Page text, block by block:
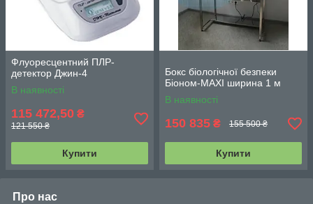
Флуоресцентний ПЛР-
детектор Джин-4
В наявності
115 472,50 ₴
121 550 ₴
Купити
Бокс біологічної безпеки
Біоном-MAXI ширина 1 м
В наявності
150 835 ₴ 155 500 ₴
Купити
Про нас